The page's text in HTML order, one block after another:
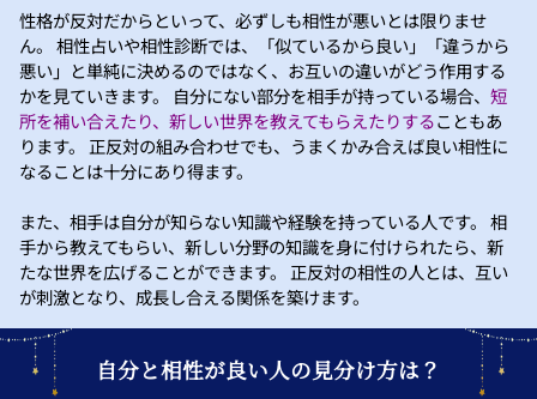
性格が反対だからといって、必ずしも相性が悪いとは限りませ
ん。 相性占いや相性診断では、「似ているから良い」「違うから
悪い」と単純に決めるのではなく、お互いの違いがどう作用する
かを見ていきます。 自分にない部分を相手が持っている場合、 短
所を補い合えたり、新しい世界を教えてもらえたりすることもあ
ります。 正反対の組み合わせでも、うまくかみ合えば良い相性に
なることは十分にあり得ます。
また、相手は自分が知らない知識や経験を持っている人です。 相
手から教えてもらい、新しい分野の知識を身に付けられたら、新
たな世界を広げることができます。 正反対の相性の人とは、互い
が刺激となり、成長し合える関係を築けます。
自分と相性が良い人の見分け方は？